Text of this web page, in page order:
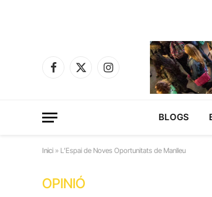
Facebook
X
Instagram
BLOGS
Inici » L’Espai de Noves Oportunitats de Manlleu
OPINIÓ